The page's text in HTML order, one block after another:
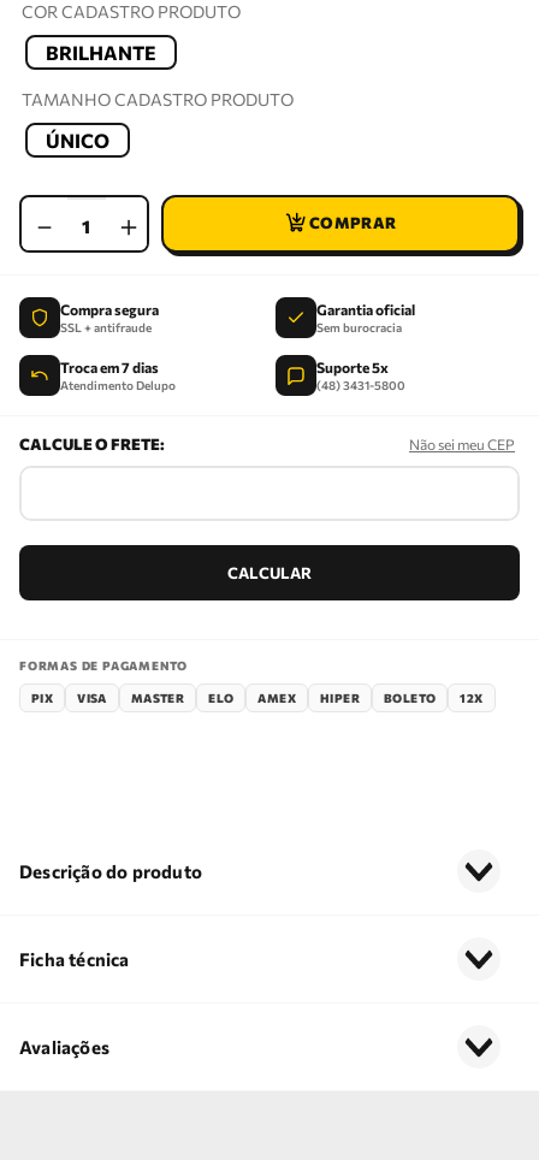
COR CADASTRO PRODUTO
BRILHANTE
TAMANHO CADASTRO PRODUTO
ÚNICO
＋
－
Compra segura
SSL + antifraude
Garantia oficial
Sem burocracia
Troca em 7 dias
Atendimento Delupo
Suporte 5x
(48) 3431-5800
Não sei meu CEP
FORMAS DE PAGAMENTO
PIX VISA MASTER ELO AMEX HIPER BOLETO 12X
Descrição do produto
Ficha técnica
Avaliações